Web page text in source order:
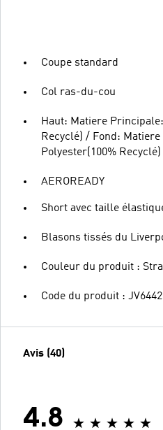
Coupe standard
Col ras-du-cou
Haut: Matiere
Recyclé) / Fond:
Polyester(100% Recyclé)
AEROREADY
Short avec taille
Blasons tissés du
Couleur du produit :
Code du produit : JV6442
Avis (40)
4.8